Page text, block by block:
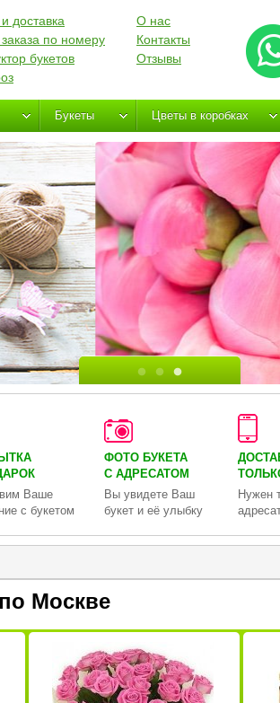
доставка
по номеру
букетов
О нас
Контакты
Отзывы
Букеты Цветы в коробках
Ваше
с букетом
ФОТО БУКЕТА
С АДРЕСАТОМ
Вы увидете Ваш
букет и её улыбку
Нужен
Москве